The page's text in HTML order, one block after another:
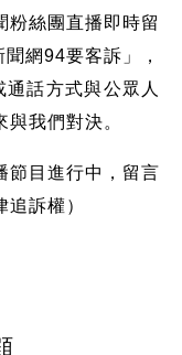
粉絲團直播即時留
網94要客訴」，
話方式與公眾人
我們對決。
節目進行中，留言
訴權）